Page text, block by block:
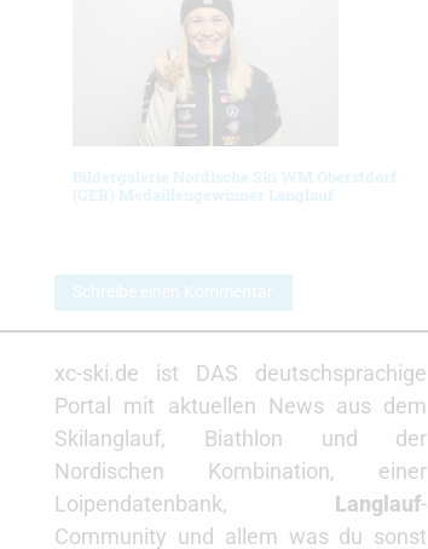
Bildergalerie Nordische Ski WM Oberstdorf
(GER) Medaillengewinner Langlauf
Schreibe einen Kommentar
xc-ski.de ist DAS deutschsprachige
Portal mit aktuellen News aus dem
Skilanglauf, Biathlon und der
Nordischen Kombination, einer
Loipendatenbank, Langlauf-
Community und allem was du sonst